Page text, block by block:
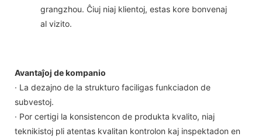
grangzhou. Ĉiuj niaj klientoj, estas kore bonvenaj
al vizito.
Avantaĵoj de kompanio
· La dezajno de la strukturo faciligas funkciadon de
subvestoj.
· Por certigi la konsistencon de produkta kvalito, niaj
teknikistoj pli atentas kvalitan kontrolon kaj inspektadon en